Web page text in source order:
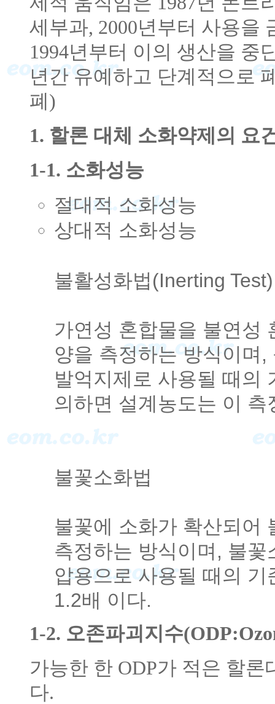
세부과, 2000년부터 사용을
1994년부터 이의 생산을 중
년간 유예하고 단계적으로
폐)
1. 할론 대체 소화약제의 요
1-1. 소화성능
절대적 소화성능
상대적 소화성능
불활성화법(Inerting Test)
가연성 혼합물을 불연성
양을 측정하는 방식이며
발억지제로 사용될 때의
의하면 설계농도는 이
불꽃소화법
불꽃에 소화가 확산되어
측정하는 방식이며, 불
압용으로 사용될 때의
1.2배 이다.
1-2. 오존파괴지수
가능한 한 ODP가 적은 할
다.